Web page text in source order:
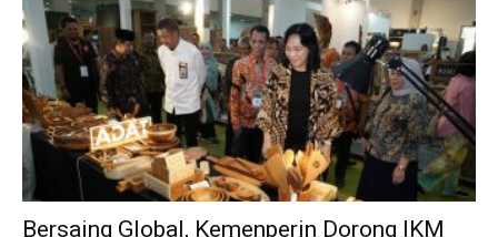
Bersaing Global, Kemenperin Dorong IKM